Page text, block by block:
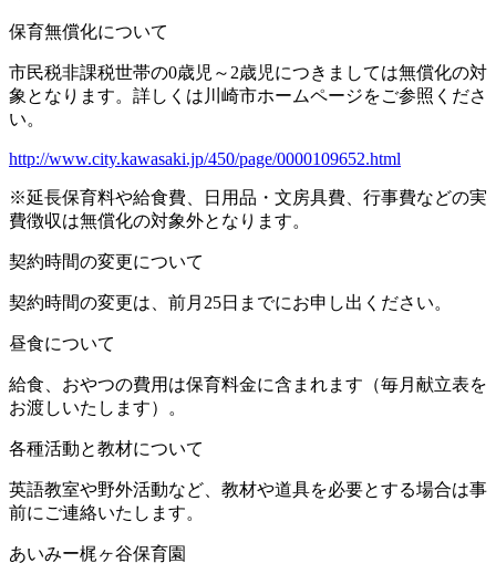
保育無償化について
市民税非課税世帯の0歳児～2歳児につきましては無償化の対
象となります。詳しくは川崎市ホームページをご参照くださ
い。
http://www.city.kawasaki.jp/450/page/0000109652.html
※延長保育料や給食費、日用品・文房具費、行事費などの実
費徴収は無償化の対象外となります。
契約時間の変更について
契約時間の変更は、前月25日までにお申し出ください。
昼食について
給食、おやつの費用は保育料⾦に含まれます（毎月献立表を
お渡しいたします）。
各種活動と教材について
英語教室や野外活動など、教材や道具を必要とする場合は事
前にご連絡いたします。
あいみー梶ヶ谷保育園